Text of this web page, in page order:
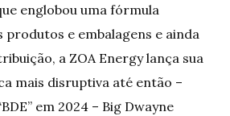
englobou uma fórmula
e embalagens e ainda
a ZOA Energy lança sua
mais disruptiva até então –
em 2024 – Big Dwayne